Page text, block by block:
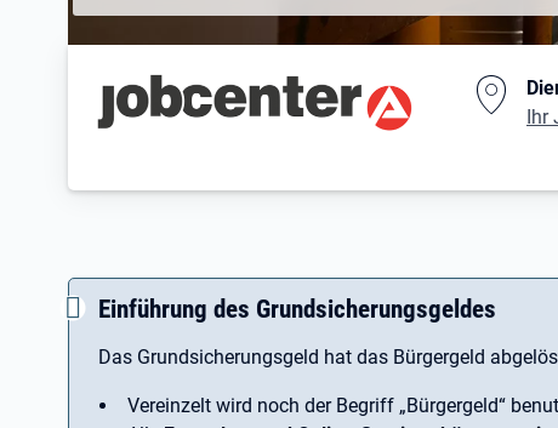
Branding-Bereich Beschreibung
Ihr
Einführung des Grundsicherungsgeldes
Das Grundsicherungsgeld hat das Bürgergeld
Vereinzelt wird noch der Begriff ­„Bürgergeld“